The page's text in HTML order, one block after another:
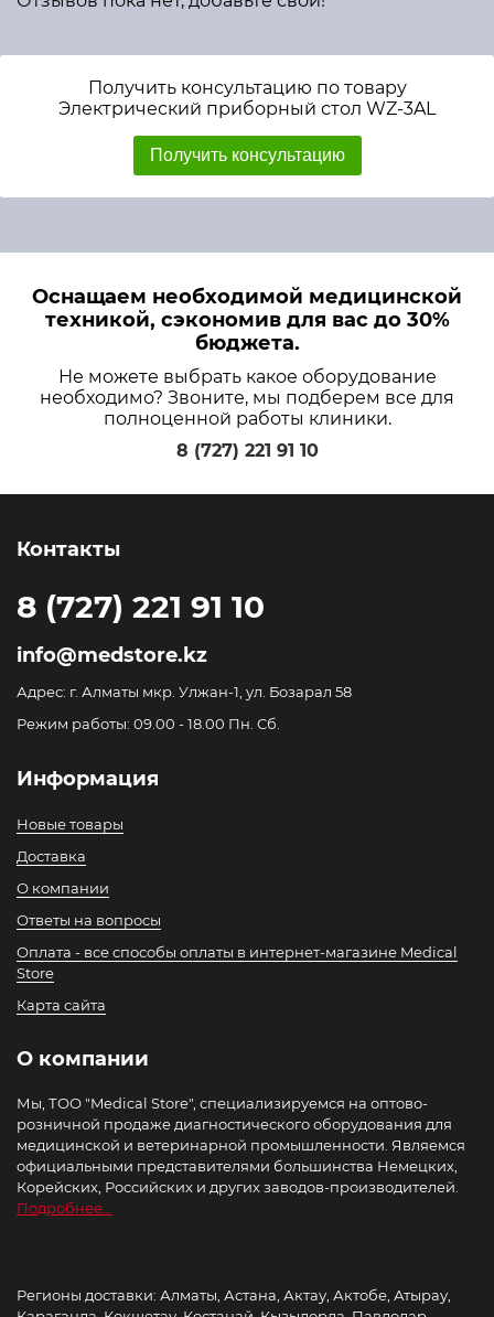
Получить консультацию по товару
Электрический приборный стол WZ-3AL
Получить консультацию
Оснащаем необходимой медицинской
техникой, сэкономив для вас до 30%
бюджета.
Не можете выбрать какое оборудование
необходимо? Звоните, мы подберем все для
полноценной работы клиники.
8 (727) 221 91 10
Контакты
8 (727) 221 91 10
info@medstore.kz
Адрес: г. Алматы мкр. Улжан-1, ул. Бозарал 58
Режим работы: 09.00 - 18.00 Пн. Сб.
Информация
Новые товары
Доставка
О компании
Ответы на вопросы
Оплата - все способы оплаты в интернет-магазине Medical
Store
Карта сайта
О компании
Мы, ТОО "Medical Store", специализируемся на оптово-
розничной продаже диагностического оборудования для
медицинской и ветеринарной промышленности. Являемся
официальными представителями большинства Немецких,
Корейских, Российских и других заводов-производителей.
Подробнее...
Регионы доставки: Алматы, Астана, Актау, Актобе, Атырау,